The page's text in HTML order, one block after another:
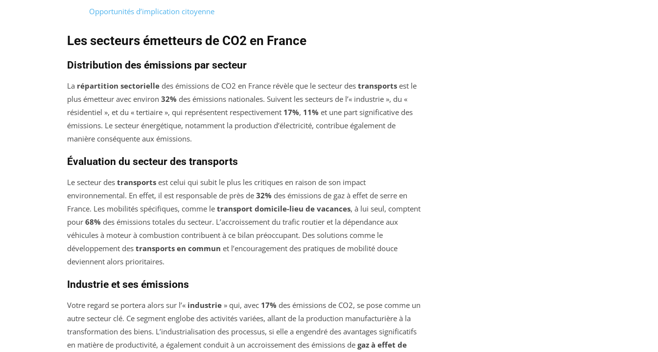
Opportunités d’implication citoyenne
Les secteurs émetteurs de CO2 en France
Distribution des émissions par secteur
La répartition sectorielle des émissions de CO2 en France révèle que le secteur des transports est le
plus émetteur avec environ 32% des émissions nationales. Suivent les secteurs de l’« industrie », du «
résidentiel », et du « tertiaire », qui représentent respectivement 17%, 11% et une part significative des
émissions. Le secteur énergétique, notamment la production d’électricité, contribue également de
manière conséquente aux émissions.
Évaluation du secteur des transports
Le secteur des transports est celui qui subit le plus les critiques en raison de son impact
environnemental. En effet, il est responsable de près de 32% des émissions de gaz à effet de serre en
France. Les mobilités spécifiques, comme le transport domicile-lieu de vacances, à lui seul, comptent
pour 68% des émissions totales du secteur. L’accroissement du trafic routier et la dépendance aux
véhicules à moteur à combustion contribuent à ce bilan préoccupant. Des solutions comme le
développement des transports en commun et l’encouragement des pratiques de mobilité douce
deviennent alors prioritaires.
Industrie et ses émissions
Votre regard se portera alors sur l’« industrie » qui, avec 17% des émissions de CO2, se pose comme un
autre secteur clé. Ce segment englobe des activités variées, allant de la production manufacturière à la
transformation des biens. L’industrialisation des processus, si elle a engendré des avantages significatifs
en matière de productivité, a également conduit à un accroissement des émissions de gaz à effet de